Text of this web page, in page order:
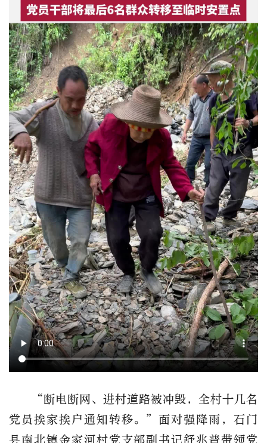
“断电断网、进村道路被冲毁，全村十几名
党员挨家挨户通知转移。”面对强降雨，石门
县南北镇金家河村党支部副书记舒兆普带领党